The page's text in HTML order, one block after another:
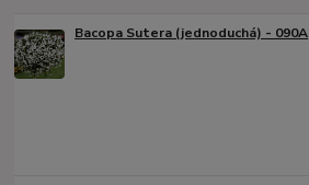
Bacopa Sutera (jednoduchá) - 090A